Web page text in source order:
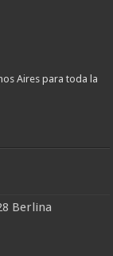
Aires para toda la
Berlina